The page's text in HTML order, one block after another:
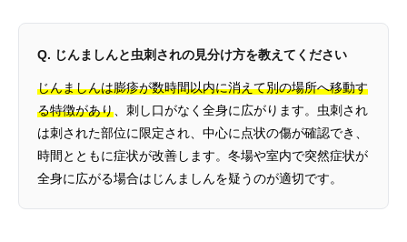
Q. じんましんと虫刺されの見分け方を教えてください
じんましんは膨疹が数時間以内に消えて別の場所へ移動す
る特徴があり 、刺し口がなく全身に広がります。虫刺され
は刺された部位に限定され、中心に点状の傷が確認でき、
時間とともに症状が改善します。冬場や室内で突然症状が
全身に広がる場合はじんましんを疑うのが適切です。